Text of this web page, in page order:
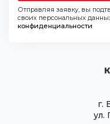
Отправляя заявку, вы
своих персональных
конфиденциальности
г.
ул.